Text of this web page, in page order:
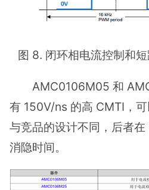
图 8. 闭环相电流控制和
AMC0106M05 和
有 150V/ns 的高 CMTI，
与竞品的设计不同，后者
消隐时间。